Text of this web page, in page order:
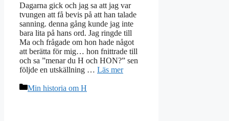
Dagarna gick och jag sa att jag var
tvungen att få bevis på att han talade
sanning. denna gång kunde jag inte
bara lita på hans ord. Jag ringde till
Ma och frågade om hon hade något
att berätta för mig… hon fnittrade till
och sa ”menar du H och HON?” sen
följde en utskällning … Läs mer
Kategorier
Min historia om H